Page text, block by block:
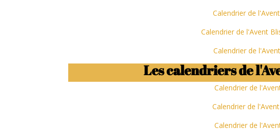
Calendrier de
Calendrier de l'Avent
Calendrier de
Les calendriers de
Calendrier de
Calendrier de
Calendrier de